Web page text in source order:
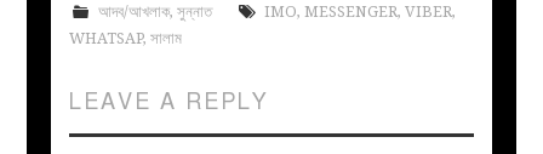
আদব/আখলাক, সুন্নাত IMO, MESSENGER, VIBER,
WHATSAP,সালাম
LEAVE A REPLY